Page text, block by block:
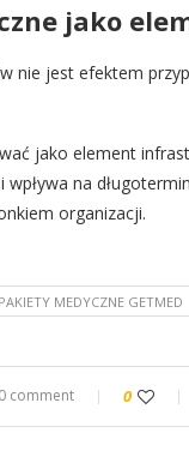
jako
nie jest efektem
jako element
na
organizacji.
MEDYCZNE GETMED
0 comment 0